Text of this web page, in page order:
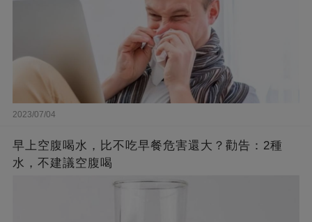
2023/07/04
早上空腹喝水，比不吃早餐危害還大？勸告：2種
水，不建議空腹喝